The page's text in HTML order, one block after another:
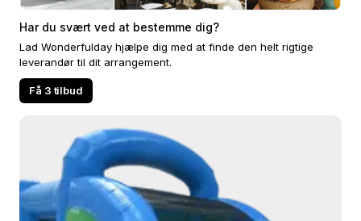
Har du svært ved at bestemme dig?
Lad Wonderfulday hjælpe dig med at finde den helt rigtige
leverandør til dit arrangement.
Få 3 tilbud